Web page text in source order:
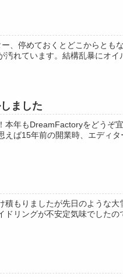
、停めておくとどこからと
れています。結構乱暴にオイ
ました
本年もDreamFactoryをどうぞ
ば15年前の開業時、エディタ
積もりましたが先日のような
ドリングが不安定気味でした